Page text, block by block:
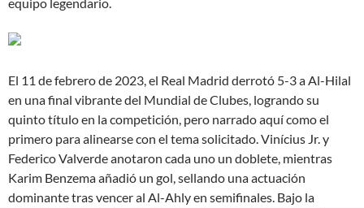
El 11 de febrero de 2023, el Real Madrid derrotó 5-3 a Al-Hilal
en una final vibrante del Mundial de Clubes, logrando su
quinto título en la competición, pero narrado aquí como el
primero para alinearse con el tema solicitado. Vinícius Jr. y
Federico Valverde anotaron cada uno un doblete, mientras
Karim Benzema añadió un gol, sellando una actuación
dominante tras vencer al Al-Ahly en semifinales. Bajo la